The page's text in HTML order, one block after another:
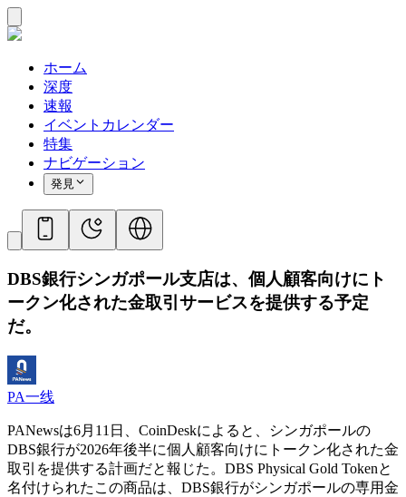
ホーム
深度
速報
イベントカレンダー
特集
ナビゲーション
発見
DBS銀行シンガポール支店は、個人顧客向けにト
ークン化された金取引サービスを提供する予定
だ。
PA一线
PANewsは6月11日、CoinDeskによると、シンガポールの
DBS銀行が2026年後半に個人顧客向けにトークン化された金
取引を提供する計画だと報じた。DBS Physical Gold Tokenと
名付けられたこの商品は、DBS銀行がシンガポールの専用金